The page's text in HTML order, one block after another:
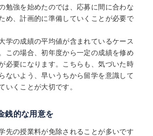
勉強を始めたのでは、応募に間に合わな
め、計画的に準備していくことが必要で
学の成績の平均値が含まれているケース
この場合、初年度から一定の成績を修め
必要になります。こちらも、気づいた時
ないよう、早いうちから留学を意識して
いくことが大切です。
銭的な用意を
先の授業料が免除されることが多いです